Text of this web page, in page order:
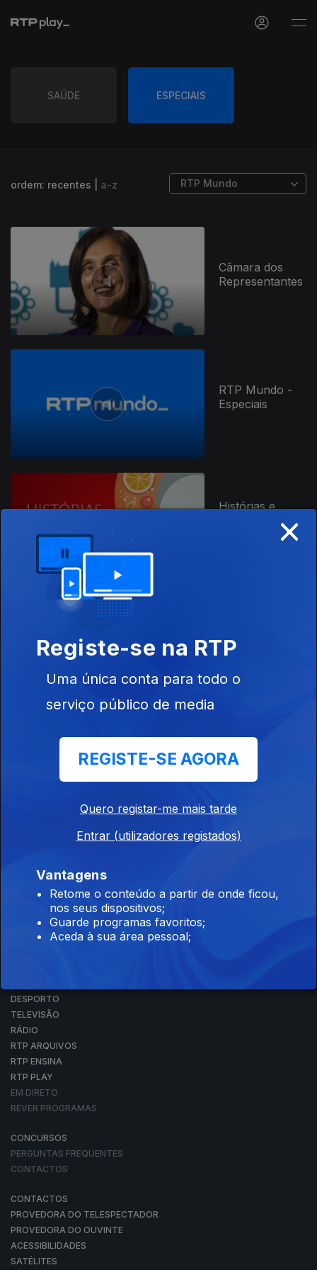
SAÚDE ESPECIAIS
ordem: recentes a-z
Câmara dos
Representantes
RTP Mundo -
Especiais
Histórias e
Instale a aplicação
Disponível para iOS, Android, Apple TV, Android TV e
CarPlay
DESPORTO
TELEVISÃO
RÁDIO
RTP ARQUIVOS
RTP ENSINA
RTP PLAY
EM DIRETO
REVER PROGRAMAS
CONCURSOS
PERGUNTAS FREQUENTES
CONTACTOS
CONTACTOS
PROVEDORA DO TELESPECTADOR
PROVEDORA DO OUVINTE
ACESSIBILIDADES
SATÉLITES
×
Registe-se na RTP
Uma única conta para todo o
serviço público de media
REGISTE-SE AGORA
Quero registar-me mais tarde
Entrar (utilizadores registados)
Vantagens
Retome o conteúdo a partir de onde ficou,
nos seus dispositivos;
Guarde programas favoritos;
Aceda à sua área pessoal;